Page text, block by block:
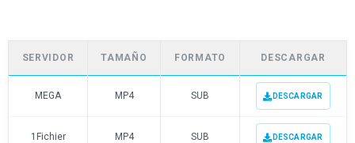
SERVIDOR TAMAÑO FORMATO DESCARGAR
MEGA MP4 SUB DESCARGAR
1Fichier MP4 SUB DESCARGAR